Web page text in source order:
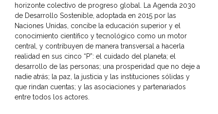
horizonte colectivo de progreso global. La Agenda 2030
de Desarrollo Sostenible, adoptada en 2015 por las
Naciones Unidas, concibe la educación superior y el
conocimiento científico y tecnológico como un motor
central, y contribuyen de manera transversal a hacerla
realidad en sus cinco “P”: el cuidado del planeta; el
desarrollo de las personas; una prosperidad que no deje a
nadie atrás; la paz, la justicia y las instituciones sólidas y
que rindan cuentas; y las asociaciones y partenariados
entre todos los actores.